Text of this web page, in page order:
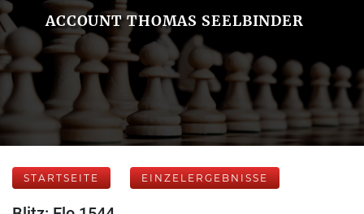
ACCOUNT THOMAS SEELBINDER
STARTSEITE EINZELERGEBNISSE